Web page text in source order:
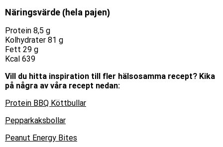
Näringsvärde (hela pajen)
Protein 8,5 g
Kolhydrater 81 g
Fett 29 g
Kcal 639
Vill du hitta inspiration till fler hälsosamma recept? Kika
på några av våra recept nedan:
Protein BBQ Köttbullar
Pepparkaksbollar
Peanut Energy Bites